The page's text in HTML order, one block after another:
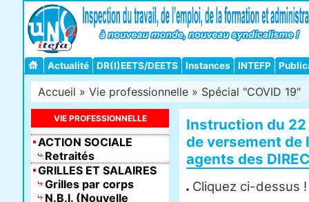
Actualité DR(I)EETS/DEETS Instances INTEFP
Accueil » Vie professionnelle » Spécial "COVID 19"
Instruction du
de versement de
agents des
Cliquez ci-dessus !
VIE PROFESSIONNELLE
ACTION SOCIALE
Retraités
GRILLES ET SALAIRES
Grilles par corps
N.B.I. (Nouvelle